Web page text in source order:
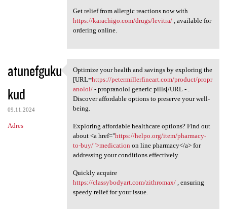
Get relief from allergic reactions now with
https://karachigo.com/drugs/levitra/, available for
ordering online.
atunefguku
kud
09.11.2024
Adres
Optimize your health and
Optimize your health and savings by exploring the
[URL=https://petermillerfineart.com/product/propr
anolol/- propranolol generic pills[/URL - .
Discover affordable options to preserve your well-
being.
Exploring affordable healthcare options? Find out
about <a href="https://helpo.org/item/pharmacy-
to-buy/">medication on line pharmacy</a> for
addressing your conditions effectively.
Quickly acquire
https://classybodyart.com/zithromax/, ensuring
speedy relief for your issue.